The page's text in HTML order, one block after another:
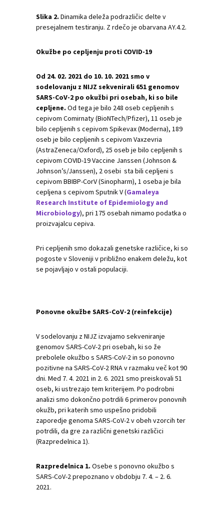
Slika 2. Dinamika deleža podrazličic delte v
presejalnem testiranju. Z rdečo je obarvana AY.4.2.
Okužbe po cepljenju proti COVID-19
Od 24. 02. 2021 do 10. 10. 2021 smo v
sodelovanju z NIJZ sekvenirali 651 genomov
SARS-CoV-2 po okužbi pri osebah, ki so bile
cepljene. Od tega je bilo 248 oseb cepljenih s
cepivom Comirnaty (BioNTech/Pfizer), 11 oseb je
bilo cepljenih s cepivom Spikevax (Moderna), 189
oseb je bilo cepljenih s cepivom Vaxzevria
(AstraZeneca/Oxford), 25 oseb je bilo cepljenih s
cepivom COVID-19 Vaccine Janssen (Johnson &
Johnson’s/Janssen), 2 osebi sta bili cepljeni s
cepivom BBIBP-CorV (Sinopharm), 1 oseba je bila
cepljena s cepivom Sputnik V (Gamaleya
Research Institute of Epidemiology and
Microbiology), pri 175 osebah nimamo podatka o
proizvajalcu cepiva.
Pri cepljenih smo dokazali genetske različice, ki so
pogoste v Sloveniji v približno enakem deležu, kot
se pojavljajo v ostali populaciji.
Ponovne okužbe SARS-CoV-2 (reinfekcije)
V sodelovanju z NIJZ izvajamo sekveniranje
genomov SARS-CoV-2 pri osebah, ki so že
prebolele okužbo s SARS-CoV-2 in so ponovno
pozitivne na SARS-CoV-2 RNA v razmaku več kot 90
dni. Med 7. 4. 2021 in 2. 6. 2021 smo preiskovali 51
oseb, ki ustrezajo tem kriterijem. Po podrobni
analizi smo dokončno potrdili 6 primerov ponovnih
okužb, pri katerih smo uspešno pridobili
zaporedje genoma SARS-CoV-2 v obeh vzorcih ter
potrdili, da gre za različni genetski različici
(Razpredelnica 1).
Razpredelnica 1. Osebe s ponovno okužbo s
SARS-CoV-2 prepoznano v obdobju 7. 4. – 2. 6.
2021.